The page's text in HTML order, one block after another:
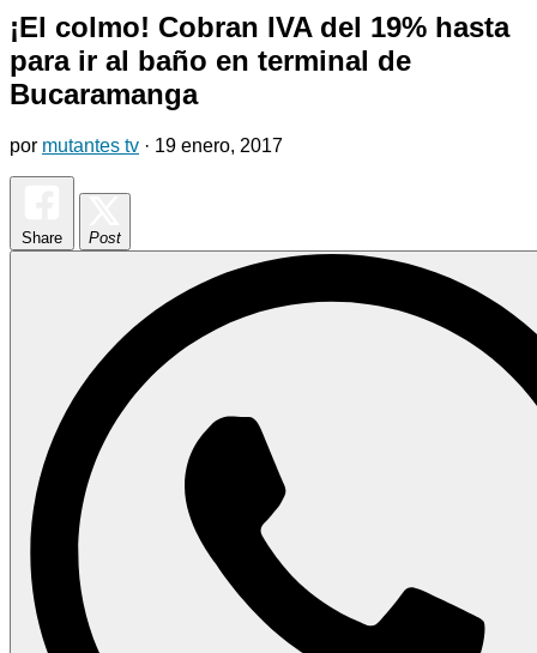
¡El colmo! Cobran IVA del 19% hasta
para ir al baño en terminal de
Bucaramanga
por mutantes tv · 19 enero, 2017
Share Post